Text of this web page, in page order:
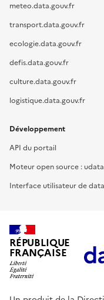
meteo.data.gouv.fr
transport.data.gouv.fr
ecologie.data.gouv.fr
defis.data.gouv.fr
culture.data.gouv.fr
logistique.data.gouv.fr
Développement
API du portail
Moteur open source : udata
Interface utilisateur de
RÉPUBLIQUE
FRANÇAISE